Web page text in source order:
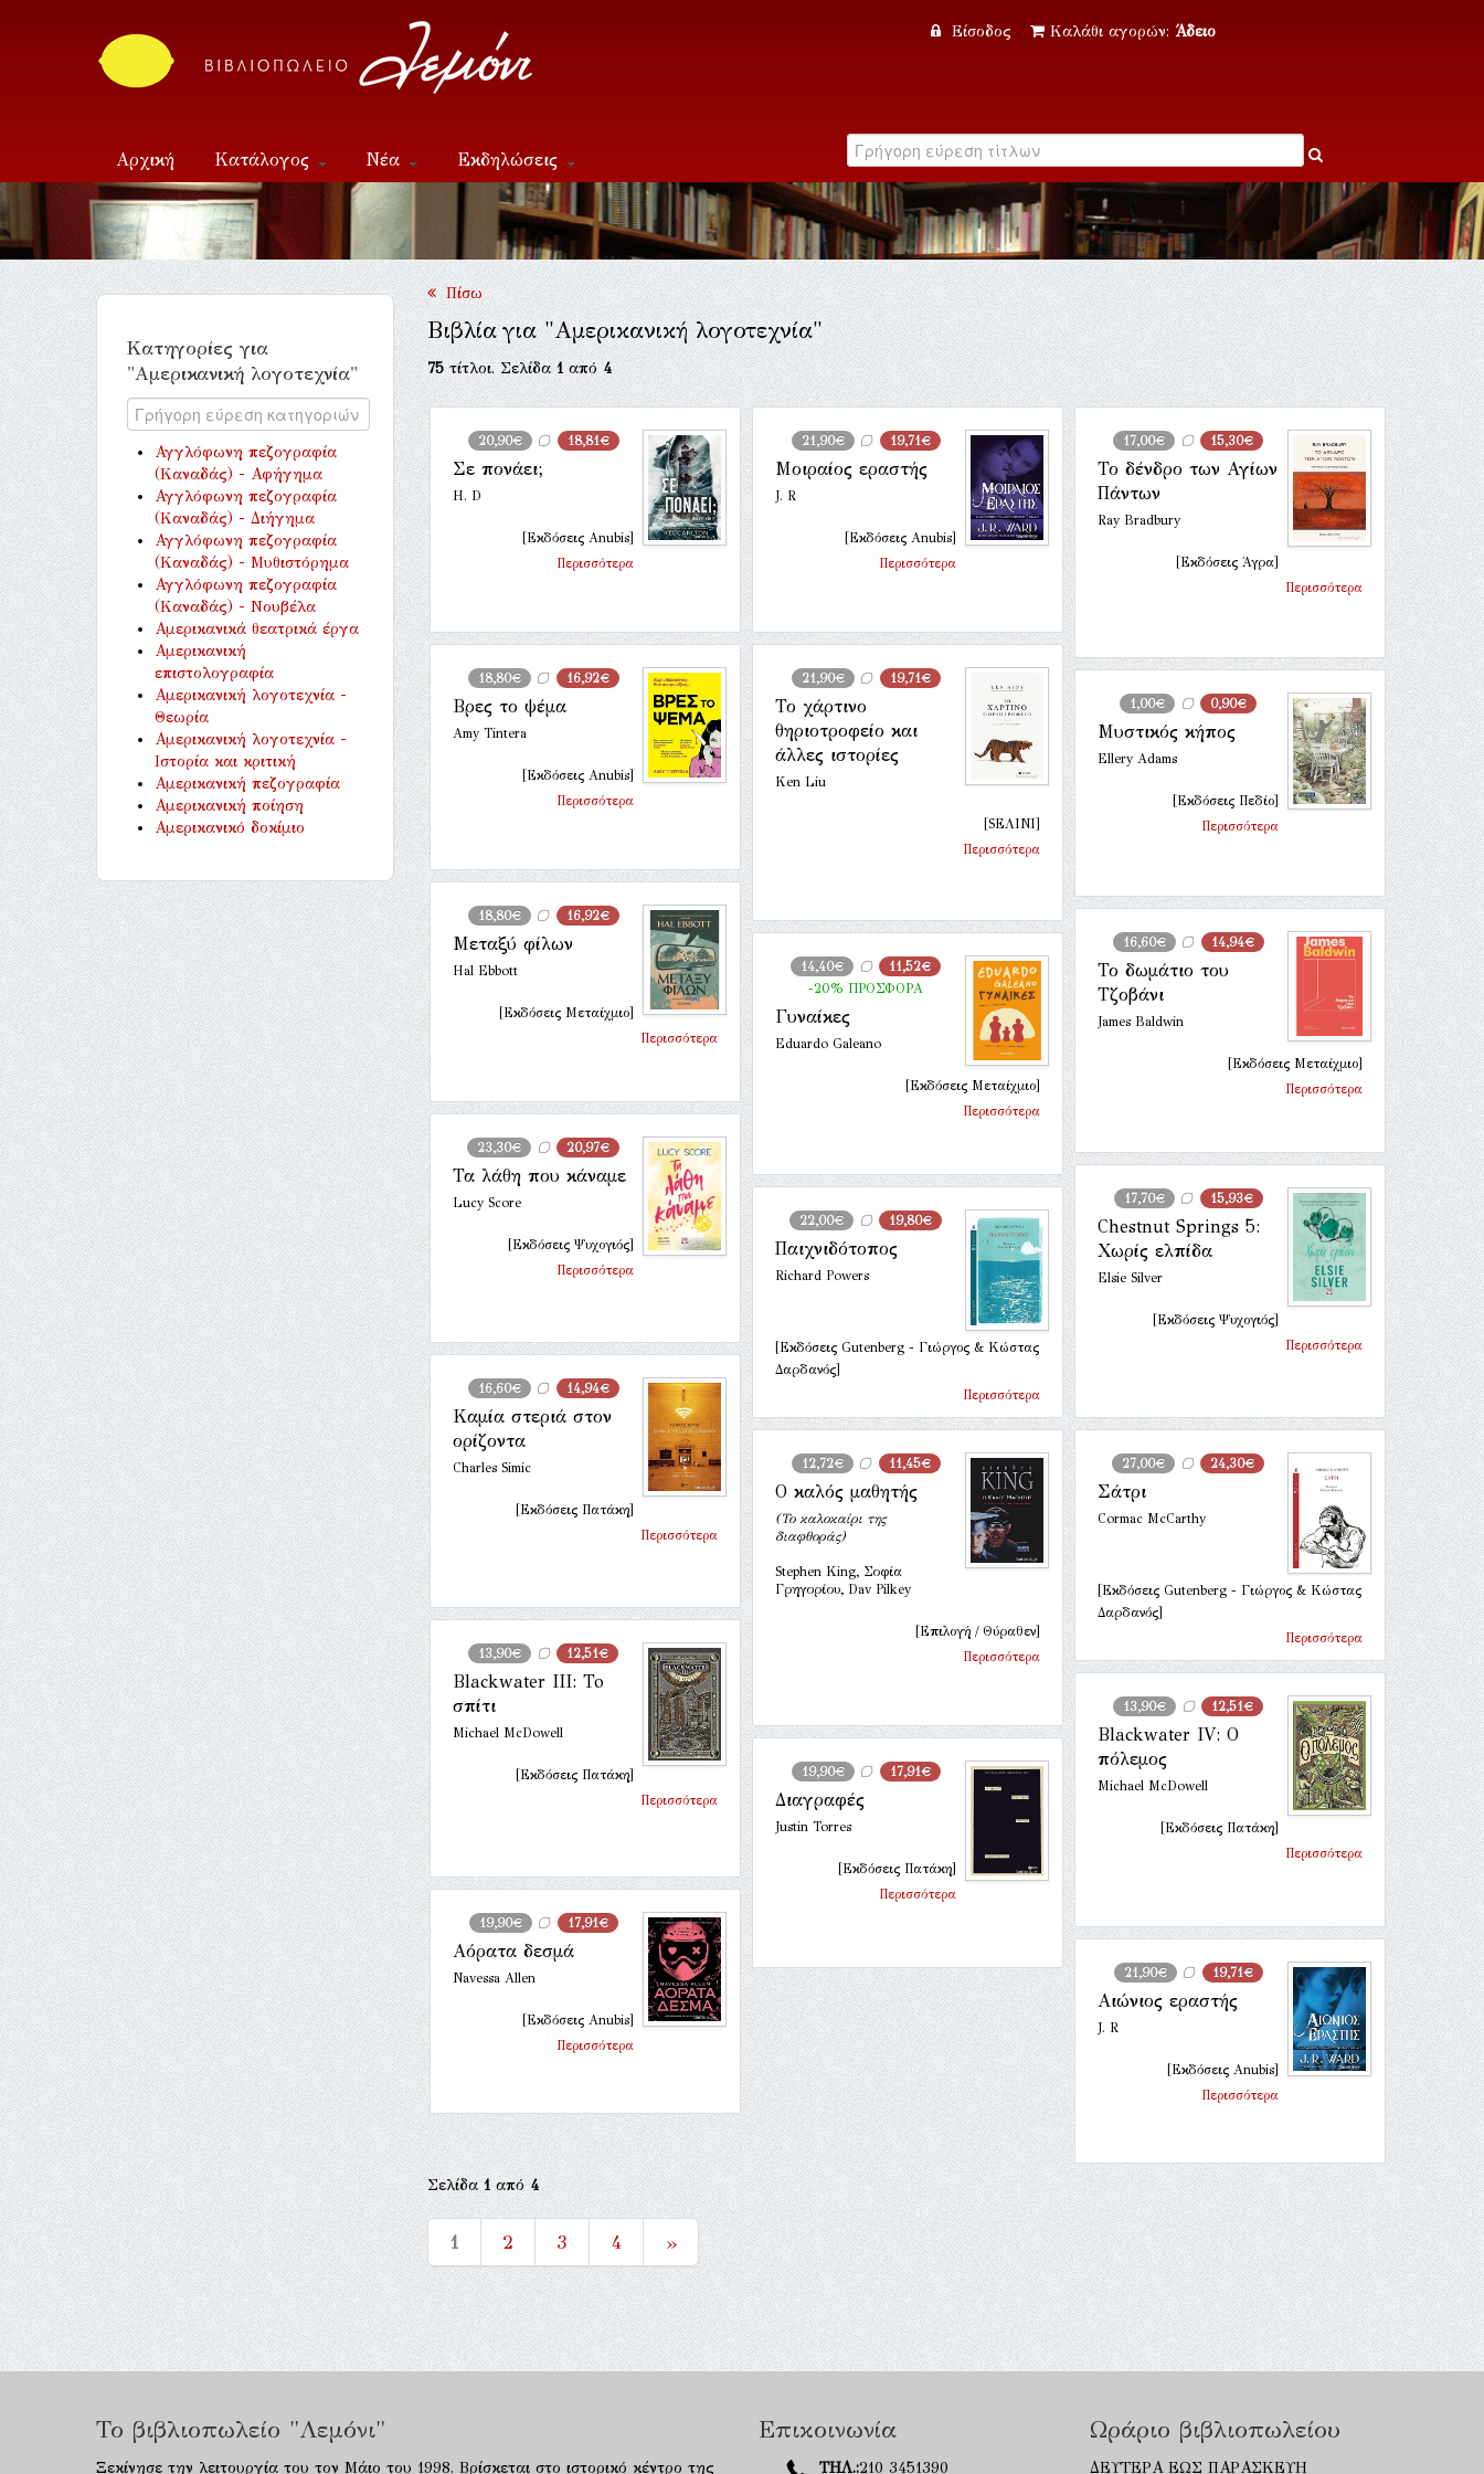
Είσοδος Καλάθι αγορών: Άδειο
Αρχική Κατάλογος Νέα Εκδηλώσεις
Επικοινωνία
Κατηγορίες για
"Αμερικανική λογοτεχνία"
Αγγλόφωνη πεζογραφία
(Καναδάς) - Αφήγημα
Αγγλόφωνη πεζογραφία
(Καναδάς) - Διήγημα
Αγγλόφωνη πεζογραφία
(Καναδάς) - Μυθιστόρημα
Αγγλόφωνη πεζογραφία
(Καναδάς) - Νουβέλα
Αμερικανικά θεατρικά έργα
Αμερικανική
επιστολογραφία
Αμερικανική λογοτεχνία -
Θεωρία
Αμερικανική λογοτεχνία -
Ιστορία και κριτική
Αμερικανική πεζογραφία
Αμερικανική ποίηση
Αμερικανικό δοκίμιο
Πίσω
Βιβλία για "Αμερικανική λογοτεχνία"
75τίτλοι. Σελίδα1από4
20,90€ 18,81€
Σε πονάει;
H. D
[Εκδόσεις Anubis]
Περισσότερα
21,90€ 19,71€
Μοιραίος εραστής
J. R
[Εκδόσεις Anubis]
Περισσότερα
17,00€ 15,30€
Το δένδρο των Αγίων
Πάντων
Ray Bradbury
[Εκδόσεις Άγρα]
Περισσότερα
18,80€ 16,92€
Βρες το ψέμα
Amy Tintera
[Εκδόσεις Anubis]
Περισσότερα
21,90€ 19,71€
Το χάρτινο
θηριοτροφείο και
άλλες ιστορίες
Ken Liu
[SΕΛΙΝΙ]
Περισσότερα
1,00€ 0,90€
Μυστικός κήπος
Ellery Adams
[Εκδόσεις Πεδίο]
Περισσότερα
18,80€ 16,92€
Μεταξύ φίλων
Hal Ebbott
[Εκδόσεις Μεταίχμιο]
Περισσότερα
16,60€ 14,94€
Το δωμάτιο του
Τζοβάνι
James Baldwin
[Εκδόσεις Μεταίχμιο]
Περισσότερα
14,40€
11,52€
-20% ΠΡΟΣΦΟΡΑ
Γυναίκες
Eduardo Galeano
[Εκδόσεις Μεταίχμιο]
Περισσότερα
23,30€ 20,97€
Τα λάθη που κάναμε
Lucy Score
[Εκδόσεις Ψυχογιός]
Περισσότερα
17,70€ 15,93€
Chestnut Springs 5:
Χωρίς ελπίδα
Elsie Silver
[Εκδόσεις Ψυχογιός]
Περισσότερα
22,00€ 19,80€
Παιχνιδότοπος
Richard Powers
[Εκδόσεις Gutenberg - Γιώργος & Κώστας
Δαρδανός]
Περισσότερα
16,60€ 14,94€
Καμία στεριά στον
ορίζοντα
Charles Simic
[Εκδόσεις Πατάκη]
Περισσότερα
12,72€ 11,45€
Ο καλός μαθητής
(Το καλοκαίρι της
διαφθοράς)
Stephen King, Σοφία
Γρηγορίου, Dav Pilkey
[Επιλογή / Θύραθεν]
Περισσότερα
27,00€ 24,30€
Σάτρι
Cormac McCarthy
[Εκδόσεις Gutenberg - Γιώργος & Κώστας
Δαρδανός]
Περισσότερα
13,90€
12,51€
Blackwater ΙΙΙ: To
σπίτι
Michael McDowell
[Εκδόσεις Πατάκη]
Περισσότερα
13,90€ 12,51€
Blackwater IV: Ο
πόλεμος
Michael McDowell
[Εκδόσεις Πατάκη]
Περισσότερα
19,90€ 17,91€
Διαγραφές
Justin Torres
[Εκδόσεις Πατάκη]
Περισσότερα
19,90€
17,91€
Αόρατα δεσμά
Navessa Allen
[Εκδόσεις Anubis]
Περισσότερα
21,90€ 19,71€
Αιώνιος εραστής
J. R
[Εκδόσεις Anubis]
Περισσότερα
Σελίδα1από4
1 2 3 4 »
Το βιβλιοπωλείο "Λεμόνι"
Ξεκίνησε την λειτουργία του τον Μάιο του 1998. Βρίσκεται στο ιστορικό κέντρο της
Επικοινωνία
ΤΗΛ.:210 3451390
Ωράριο βιβλιοπωλείου
ΔΕΥΤΕΡΑ ΕΩΣ ΠΑΡΑΣΚΕΥΗ